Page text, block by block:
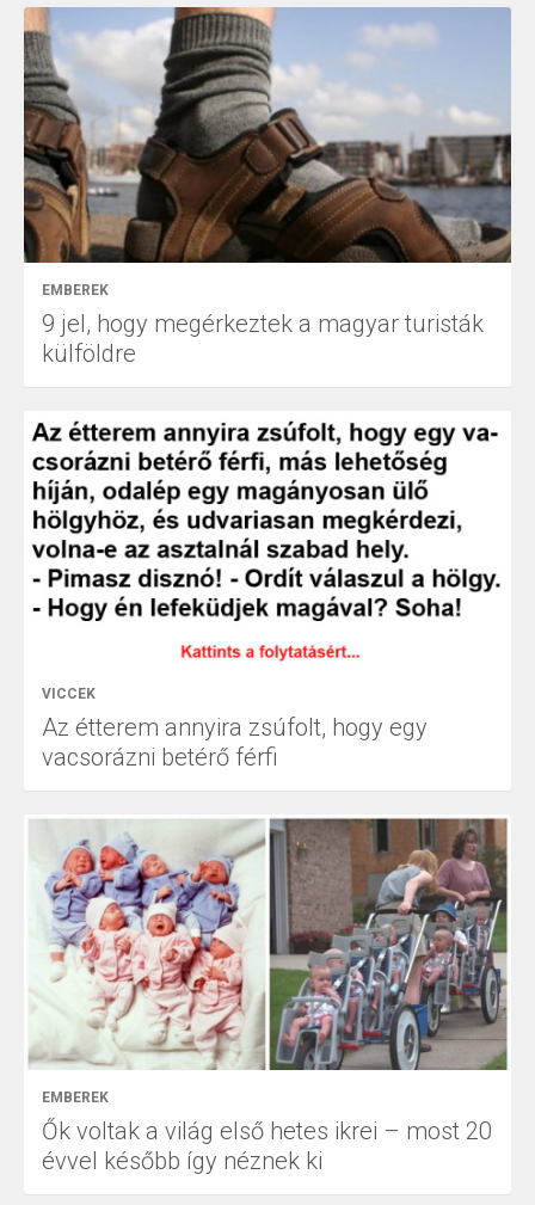
EMBEREK
9 jel, hogy megérkeztek a magyar turisták
külföldre
VICCEK
Az étterem annyira zsúfolt, hogy egy
vacsorázni betérő férfi
EMBEREK
Ők voltak a világ első hetes ikrei – most 20
évvel később így néznek ki